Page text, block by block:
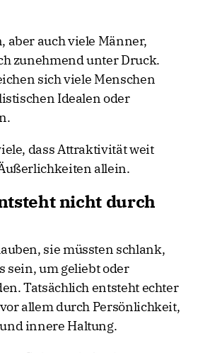
aber auch viele Männer,
zunehmend unter Druck.
sich viele Menschen
Idealen oder
dass Attraktivität weit
allein.
nicht durch
sie müssten schlank,
sein, um geliebt oder
Tatsächlich entsteht echter
allem durch Persönlichkeit,
innere Haltung.